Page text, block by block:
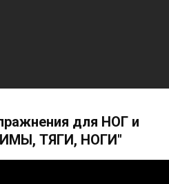
для НОГ и
ТЯГИ, НОГИ"